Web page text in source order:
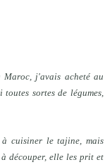
Maroc, j'avais acheté au
sortes de légumes,
cuisiner le tajine, mais
découper, elle les prit et